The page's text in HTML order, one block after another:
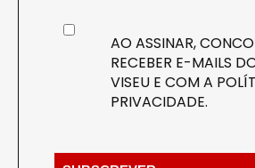
AO ASSINAR,
RECEBER E-MAILS
VISEU E COM A
PRIVACIDADE.